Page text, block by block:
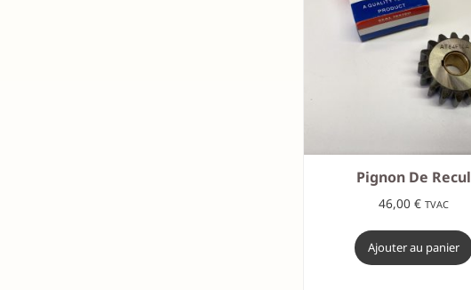
Pignon De Recul
46,00€ TVAC
Ajouter au panier